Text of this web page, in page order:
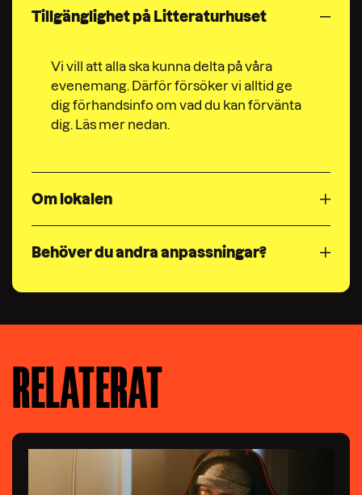
Tillgänglighet på Litteraturhuset
Vi vill att alla ska kunna delta på våra
evenemang. Därför försöker vi alltid ge
dig förhandsinfo om vad du kan förvänta
dig. Läs mer nedan.
Om lokalen
Behöver du andra anpassningar?
RELATERAT